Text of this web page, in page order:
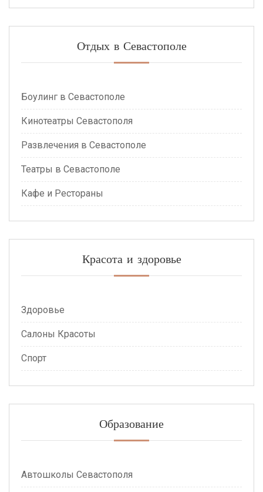
Отдых в Севастополе
Боулинг в Севастополе
Кинотеатры Севастополя
Развлечения в Севастополе
Театры в Севастополе
Кафе и Рестораны
Красота и здоровье
Здоровье
Салоны Красоты
Спорт
Образование
Автошколы Севастополя